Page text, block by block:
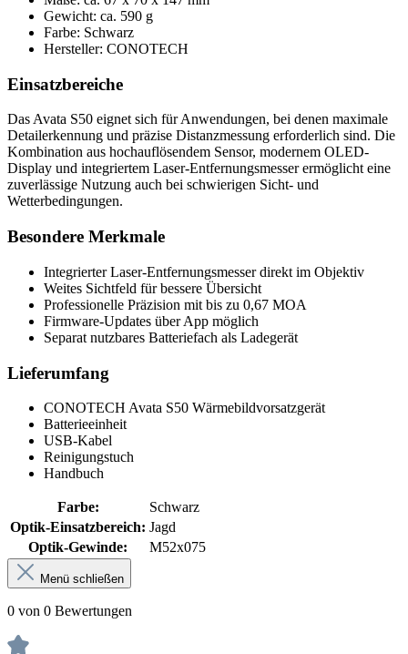
Gewicht: ca. 590 g
Farbe: Schwarz
Hersteller: CONOTECH
Einsatzbereiche
Das Avata S50 eignet sich für Anwendungen, bei denen maximale
Detailerkennung und präzise Distanzmessung erforderlich sind. Die
Kombination aus hochauflösendem Sensor, modernem OLED-
Display und integriertem Laser-Entfernungsmesser ermöglicht eine
zuverlässige Nutzung auch bei schwierigen Sicht- und
Wetterbedingungen.
Besondere Merkmale
Integrierter Laser-Entfernungsmesser direkt im Objektiv
Weites Sichtfeld für bessere Übersicht
Professionelle Präzision mit bis zu 0,67 MOA
Firmware-Updates über App möglich
Separat nutzbares Batteriefach als Ladegerät
Lieferumfang
CONOTECH Avata S50 Wärmebildvorsatzgerät
Batterieeinheit
USB-Kabel
Reinigungstuch
Handbuch
Farbe:
Schwarz
Optik-Einsatzbereich: Jagd
Optik-Gewinde:
M52x075
Menü schließen
0 von 0 Bewertungen